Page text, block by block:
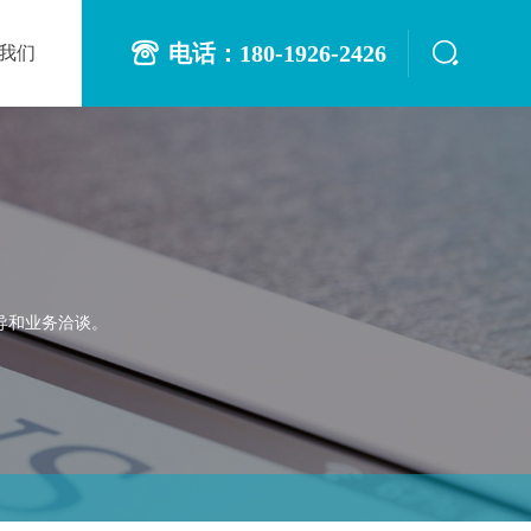
们 电话：180-1926-2426
业务洽谈。